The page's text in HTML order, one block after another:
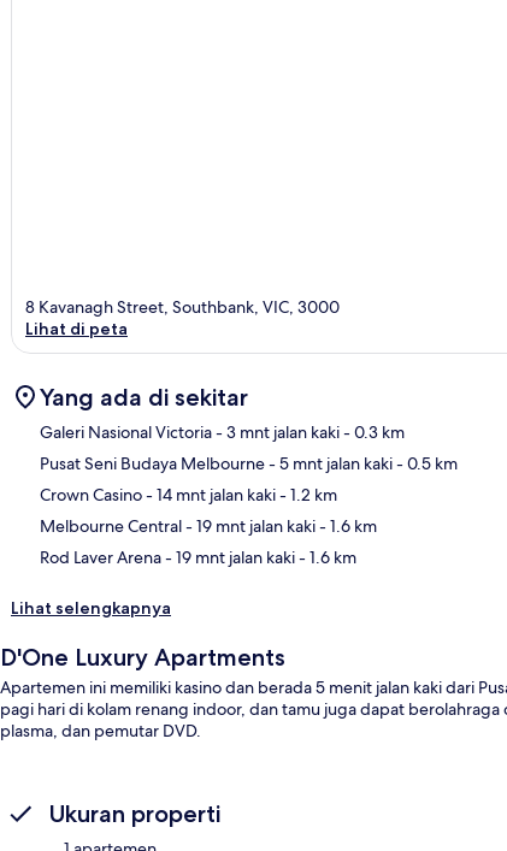
8 Kavanagh Street, Southbank, VIC, 3000
Lihat di peta
Yang ada di sekitar
Galeri Nasional Victoria- 3 mnt jalan kaki- 0.3 km
Pusat Seni Budaya Melbourne- 5 mnt jalan kaki- 0.5 km
Crown Casino- 14 mnt jalan kaki- 1.2 km
Melbourne Central- 19 mnt jalan kaki- 1.6 km
Rod Laver Arena- 19 mnt jalan kaki- 1.6 km
Lihat selengkapnya
D'One Luxury Apartments
Apartemen ini memiliki kasino dan berada 5 menit jalan kaki dari
pagi hari di kolam renang indoor, dan tamu juga dapat
plasma, dan pemutar DVD.
Ukuran properti